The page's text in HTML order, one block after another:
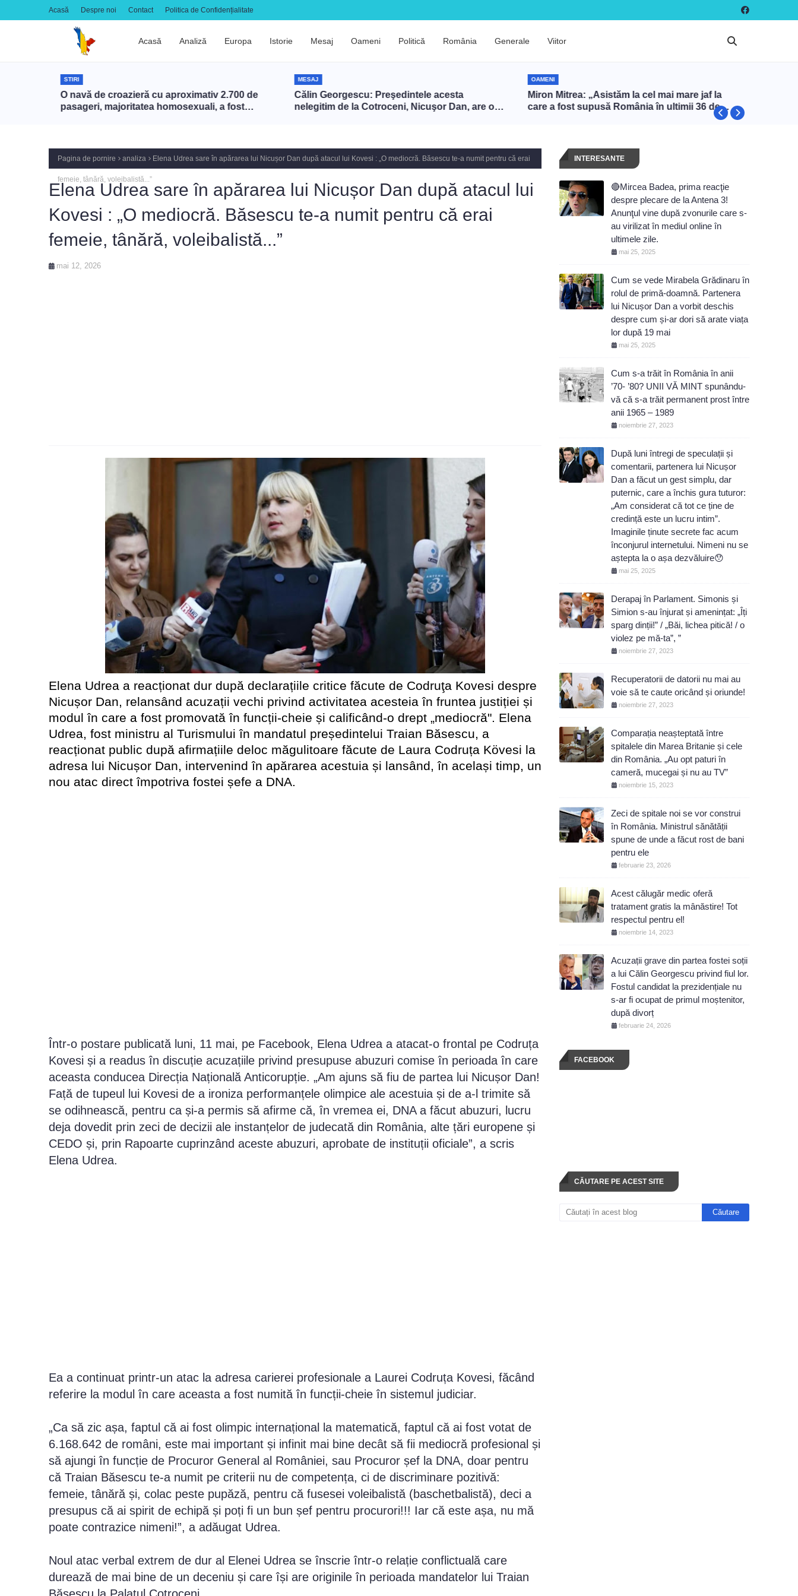
Acasă Despre noi Contact Politica de Confidențialitate
Acasă Analiză Europa Istorie Mesaj Oameni Politică România Generale Viitor
STIRI
O navă de croazieră cu aproximativ 2.700 de
pasageri, majoritatea homosexuali, a fost
MESAJ
Călin Georgescu: Preşedintele acesta
nelegitim de la Cotroceni, Nicuşor Dan, are o
OAMENI
Miron Mitrea: „Asistăm la cel mai mare jaf la
care a fost supusă România în ultimii 36 de
Pagina de pornire analiza Elena Udrea sare în apărarea lui Nicușor Dan după atacul lui Kovesi : „O mediocră. Băsescu te-a numit pentru că erai
femeie, tânără, voleibalistă...”
Elena Udrea sare în apărarea lui Nicușor Dan după atacul lui
Kovesi : „O mediocră. Băsescu te-a numit pentru că erai
femeie, tânără, voleibalistă...”
mai 12, 2026
Elena Udrea a reacționat dur după declarațiile critice făcute de Codruţa Kovesi despre
Nicușor Dan, relansând acuzații vechi privind activitatea acesteia în fruntea justiției și
modul în care a fost promovată în funcții-cheie și calificând-o drept „mediocră". Elena
Udrea, fost ministru al Turismului în mandatul președintelui Traian Băsescu, a
reacționat public după afirmațiile deloc măgulitoare făcute de Laura Codruța Kövesi la
adresa lui Nicușor Dan, intervenind în apărarea acestuia și lansând, în același timp, un
nou atac direct împotriva fostei șefe a DNA.
Într-o postare publicată luni, 11 mai, pe Facebook, Elena Udrea a atacat-o frontal pe Codruța
Kovesi și a readus în discuție acuzațiile privind presupuse abuzuri comise în perioada în care
aceasta conducea Direcția Națională Anticorupție. „Am ajuns să fiu de partea lui Nicușor Dan!
Față de tupeul lui Kovesi de a ironiza performanțele olimpice ale acestuia și de a-l trimite să
se odihnească, pentru ca și-a permis să afirme că, în vremea ei, DNA a făcut abuzuri, lucru
deja dovedit prin zeci de decizii ale instanțelor de judecată din România, alte țări europene și
CEDO și, prin Rapoarte cuprinzând aceste abuzuri, aprobate de instituții oficiale”, a scris
Elena Udrea.
Ea a continuat printr-un atac la adresa carierei profesionale a Laurei Codruța Kovesi, făcând
referire la modul în care aceasta a fost numită în funcții-cheie în sistemul judiciar.
„Ca să zic așa, faptul că ai fost olimpic internațional la matematică, faptul că ai fost votat de
6.168.642 de români, este mai important și infinit mai bine decât să fii mediocră profesional și
să ajungi în funcție de Procuror General al României, sau Procuror șef la DNA, doar pentru
că Traian Băsescu te-a numit pe criterii nu de competența, ci de discriminare pozitivă:
femeie, tânără și, colac peste pupăză, pentru că fusesei voleibalistă (baschetbalistă), deci a
presupus că ai spirit de echipă și poți fi un bun șef pentru procurori!!! Iar că este așa, nu mă
poate contrazice nimeni!”, a adăugat Udrea.
Noul atac verbal extrem de dur al Elenei Udrea se înscrie într-o relație conflictuală care
durează de mai bine de un deceniu și care își are originile în perioada mandatelor lui Traian
Băsescu la Palatul Cotroceni.
INTERESANTE
🔴Mircea Badea, prima reacţie
despre plecare de la Antena 3!
Anunţul vine după zvonurile care s-
au virilizat în mediul online în
ultimele zile.
mai 25, 2025
Cum se vede Mirabela Grădinaru în
rolul de primă-doamnă. Partenera
lui Nicușor Dan a vorbit deschis
despre cum și-ar dori să arate viața
lor după 19 mai
mai 25, 2025
Cum s-a trăit în România în anii
’70- ’80? UNII VĂ MINT spunându-
vă că s-a trăit permanent prost între
anii 1965 – 1989
noiembrie 27, 2023
După luni întregi de speculații și
comentarii, partenera lui Nicușor
Dan a făcut un gest simplu, dar
puternic, care a închis gura tuturor:
„Am considerat că tot ce ține de
credință este un lucru intim”.
Imaginile ținute secrete fac acum
înconjurul internetului. Nimeni nu se
aștepta la o așa dezvăluire😯
mai 25, 2025
Derapaj în Parlament. Simonis și
Simion s-au înjurat și amenințat: „Îți
sparg dinții!” / „Băi, lichea pitică! / o
violez pe mă-ta”, ”
noiembrie 27, 2023
Recuperatorii de datorii nu mai au
voie să te caute oricând și oriunde!
noiembrie 27, 2023
Comparația neașteptată între
spitalele din Marea Britanie și cele
din România. „Au opt paturi în
cameră, mucegai și nu au TV”
noiembrie 15, 2023
Zeci de spitale noi se vor construi
în România. Ministrul sănătății
spune de unde a făcut rost de bani
pentru ele
februarie 23, 2026
Acest călugăr medic oferă
tratament gratis la mânăstire! Tot
respectul pentru el!
noiembrie 14, 2023
Acuzații grave din partea fostei soții
a lui Călin Georgescu privind fiul lor.
Fostul candidat la prezidențiale nu
s-ar fi ocupat de primul moștenitor,
după divorț
februarie 24, 2026
FACEBOOK
CĂUTARE PE ACEST SITE